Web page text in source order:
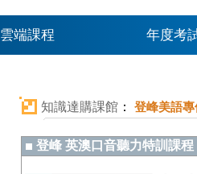
雲端課程 年度考
知識達購課館： 登峰美語專
登峰 英澳口音聽力特訓課